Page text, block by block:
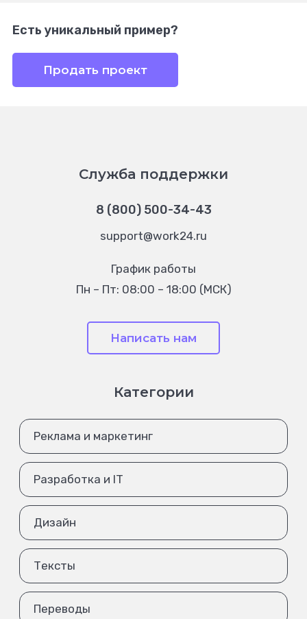
Есть уникальный пример?
Продать проект
Служба поддержки
8 (800) 500-34-43
support@work24.ru
График работы
Пн – Пт: 08:00 – 18:00 (МСК)
Написать нам
Категории
Реклама и маркетинг
Разработка и IT
Дизайн
Тексты
Переводы